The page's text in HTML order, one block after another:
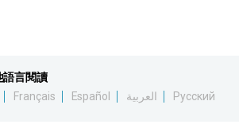
語言閱讀
Français Español العربية Русский